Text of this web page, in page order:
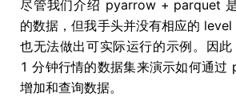
尽管我们介绍 pyarrow + parquet
的数据，但我手头并没有相应的 level
也无法做出可实际运行的示例。因
1 分钟行情的数据集来演示如何通过
增加和查询数据。